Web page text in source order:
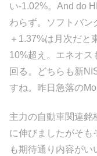
い-1.02%。And do
わらず。ソフトバン
＋1.37%は月次だと
10%超え。エネオス
回る。どちらも新
すね。昨日急落の
主力の自動車関連銘
に伸びましたがそも
も期待通り内容が